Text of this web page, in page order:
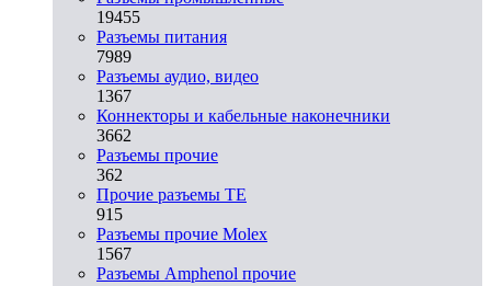
19455
Разъeмы питания
7989
Разъeмы аудио, видео
1367
Коннекторы и кабельные наконечники
3662
Разъeмы прочие
362
Прочие разъемы TE
915
Разъемы прочие Molex
1567
Разъемы Amphenol прочие